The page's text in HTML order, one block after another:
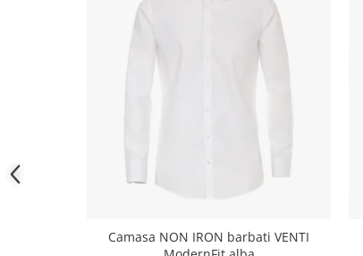
Camasa NON IRON barbati VENTI